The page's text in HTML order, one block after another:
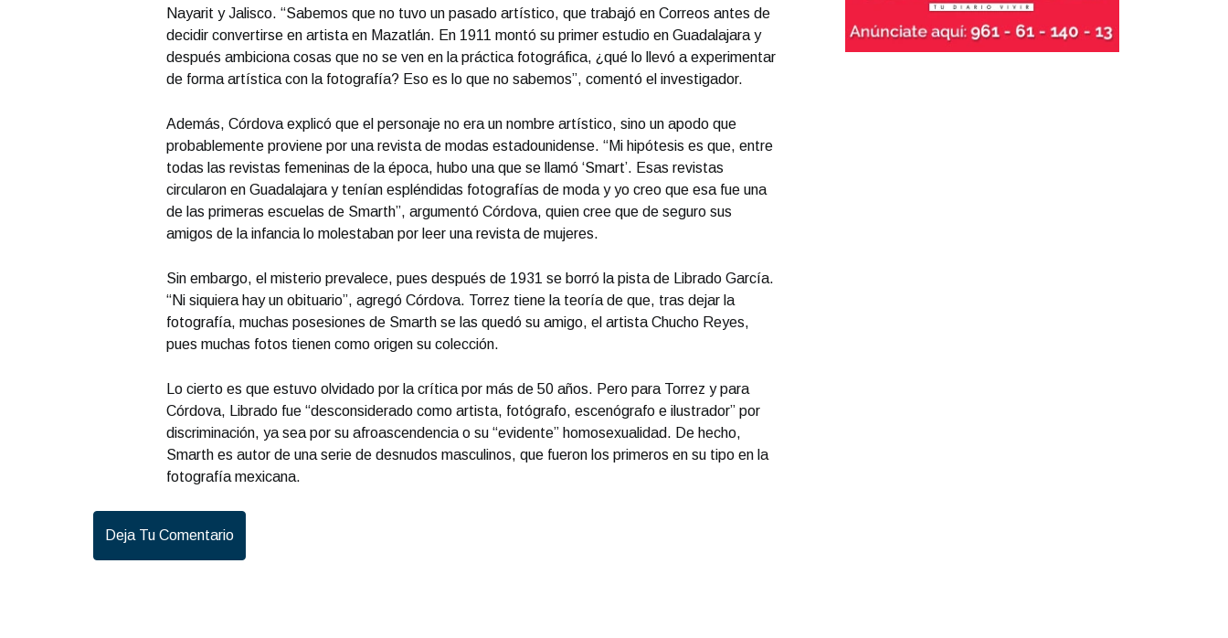
Nayarit y Jalisco. “Sabemos que no tuvo un pasado artístico, que trabajó en Correos antes de
decidir convertirse en artista en Mazatlán. En 1911 montó su primer estudio en Guadalajara y
después ambiciona cosas que no se ven en la práctica fotográfica, ¿qué lo llevó a experimentar
de forma artística con la fotografía? Eso es lo que no sabemos”, comentó el investigador.
Además, Córdova explicó que el personaje no era un nombre artístico, sino un apodo que
probablemente proviene por una revista de modas estadounidense. “Mi hipótesis es que, entre
todas las revistas femeninas de la época, hubo una que se llamó ‘Smart’. Esas revistas
circularon en Guadalajara y tenían espléndidas fotografías de moda y yo creo que esa fue una
de las primeras escuelas de Smarth”, argumentó Córdova, quien cree que de seguro sus
amigos de la infancia lo molestaban por leer una revista de mujeres.
Sin embargo, el misterio prevalece, pues después de 1931 se borró la pista de Librado García.
“Ni siquiera hay un obituario”, agregó Córdova. Torrez tiene la teoría de que, tras dejar la
fotografía, muchas posesiones de Smarth se las quedó su amigo, el artista Chucho Reyes,
pues muchas fotos tienen como origen su colección.
Lo cierto es que estuvo olvidado por la crítica por más de 50 años. Pero para Torrez y para
Córdova, Librado fue “desconsiderado como artista, fotógrafo, escenógrafo e ilustrador” por
discriminación, ya sea por su afroascendencia o su “evidente” homosexualidad. De hecho,
Smarth es autor de una serie de desnudos masculinos, que fueron los primeros en su tipo en la
fotografía mexicana.
Deja Tu Comentario